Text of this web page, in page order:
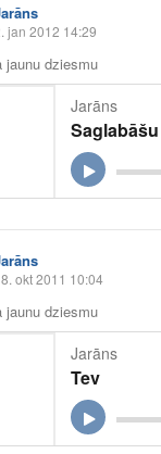
jan 2012 14:29
jaunu dziesmu
Jarāns
okt 2011 10:04
jaunu dziesmu
Jarāns
Tev